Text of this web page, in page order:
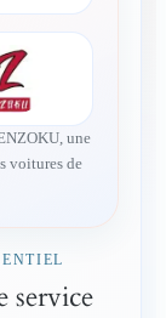
une
voitures de
service